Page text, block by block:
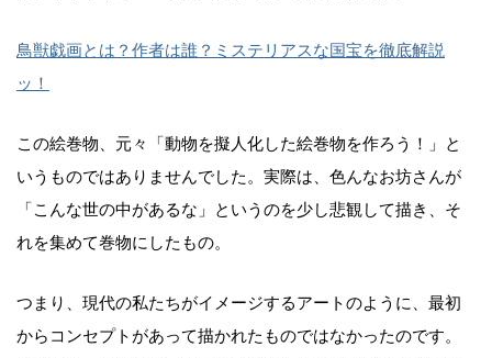
鳥獣戯画とは？作者は誰？ミステリアスな国宝を徹底解説
ッ！
この絵巻物、元々「動物を擬人化した絵巻物を作ろう！」と
いうものではありませんでした。実際は、色んなお坊さんが
「こんな世の中があるな」というのを少し悲観して描き、そ
れを集めて巻物にしたもの。
つまり、現代の私たちがイメージするアートのように、最初
からコンセプトがあって描かれたものではなかったのです。